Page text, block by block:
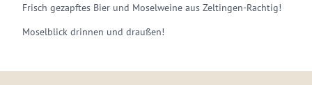
Frisch gezapftes Bier und Moselweine aus Zeltingen-Rachtig!
Moselblick drinnen und draußen!